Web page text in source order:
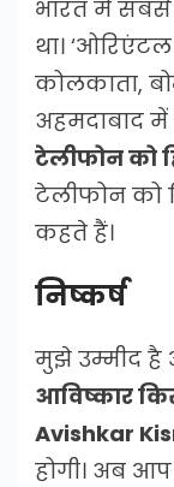
भारत में
था।
कोलकाता,
अहमदाबाद
टेलीफोन को
टेलीफोन को
कहते हैं।
निष्कर्ष
मुझे उम्मीद है
आविष्कार
Avishkar
होगी। अब